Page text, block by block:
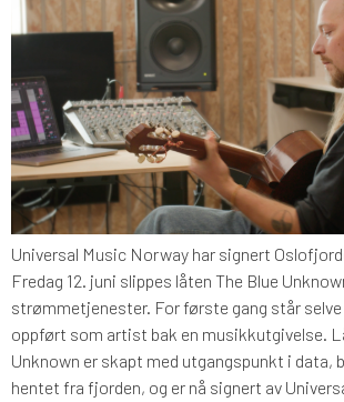
Universal Music Norway har signert
Fredag 12. juni slippes låten The Blue
strømmetjenester. For første gang står
oppført som artist bak en musikkutgivelse.
Unknown er skapt med utgangspunkt i data,
hentet fra fjorden, og er nå signert av